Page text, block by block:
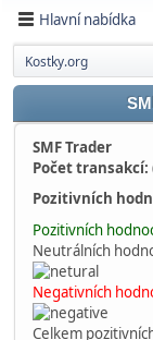
Hlavní nabídka
Kostky.org
SMF Trader
Počet transakcí:
Pozitivních
Pozitivních
Neutrálních
Negativních
Celkem